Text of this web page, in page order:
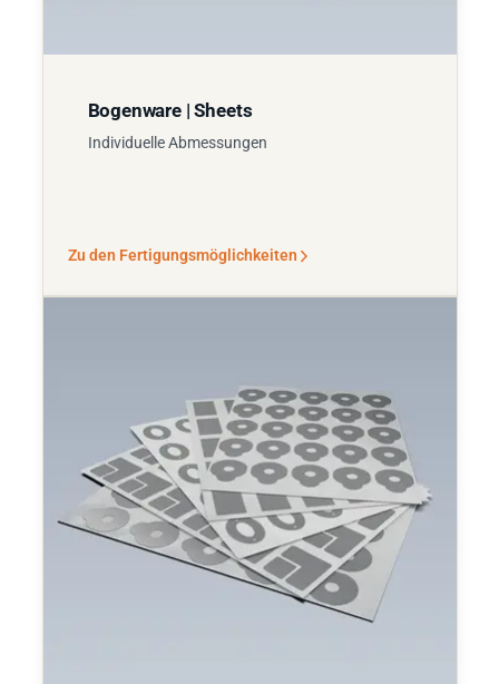
Bogenware | Sheets
Individuelle Abmessungen
Zu den Fertigungsmöglichkeiten